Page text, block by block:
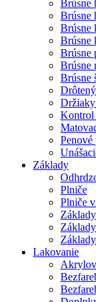
Brúsne
Brúsne
Brúsne
Brúsne
Brúsne
Brúsne
Brúsne
Držiaky
Kontrol
Základy
Plniče
Plniče
Základy
Lakovanie